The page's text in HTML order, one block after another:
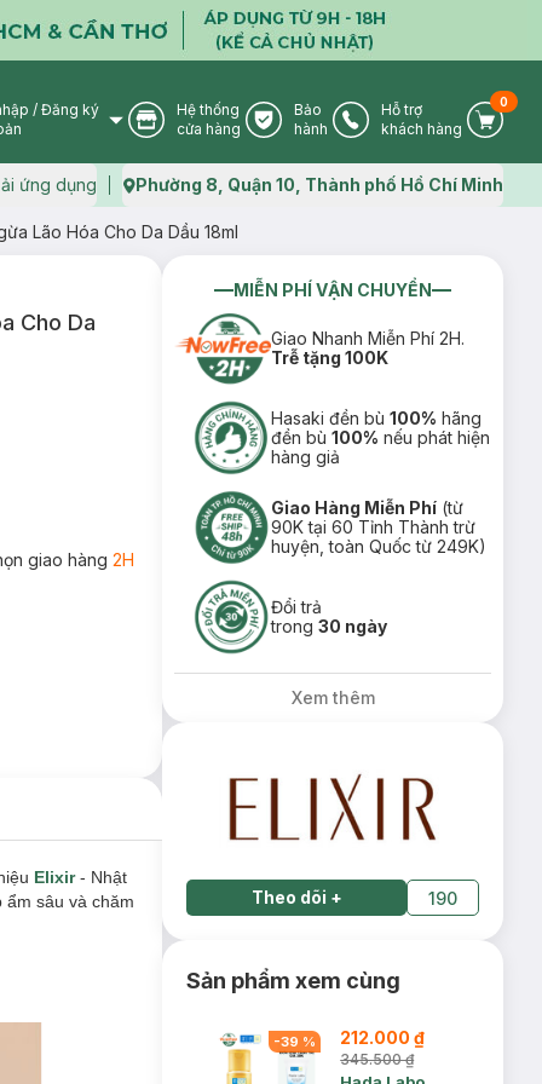
User Icon
/ Đăng ký
Store Icon
Hệ thống
cửa hàng
Warranty Icon
Bảo
hành
Phone Icon
Hỗ trợ
khách hàng
Cart
0
ứng dụng Map icon
Phường 8, Quận 10, Thành phố Hồ Chí Minh
Lão Hóa Cho Da Dầu 18ml
Cho Da
giao hàng 2H
Elixir- Nhật
ẩm sâu và chăm
MIỄN PHÍ VẬN CHUYỂN
Giao Nhanh Miễn Phí 2H.
Trễ tặng 100K
Hasaki đền bù100% hãng
đền bù100% nếu phát hiện
hàng giả
Giao Hàng Miễn Phí (từ
90K tại 60 Tỉnh Thành trừ
huyện, toàn Quốc từ 249K)
Đổi trả
trong30 ngày
Xem thêm
Theo dõi + 190
Sản phẩm xem cùng
-39 % 212.000 ₫
345.500 ₫